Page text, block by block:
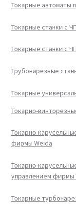
Токарные автоматы
Токарные станки с
Токарные станки с
Трубонарезные
Токарные
Токарно-
Токарно-
фирмы Weida
Токарно-
управлением фирмы
Токарные